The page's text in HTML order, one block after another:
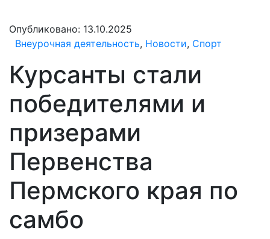
Опубликовано: 13.10.2025
Внеурочная деятельность, Новости, Спорт
Курсанты стали
победителями и
призерами
Первенства
Пермского края по
самбо